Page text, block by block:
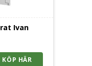
Ivan